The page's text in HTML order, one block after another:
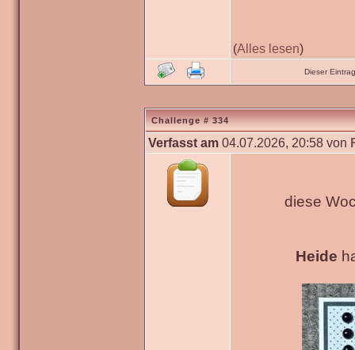
(Alles lesen)
Dieser
Challenge # 334
Verfasst am 04.07.2026, 20:58 von
diese
Heide